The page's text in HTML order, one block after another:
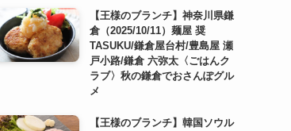
【王様のブランチ】神奈川県鎌
倉（2025/10/11）麺屋 奨
TASUKU/鎌倉屋台村/豊島屋 瀬
戸小路/鎌倉 六弥太〈ごはんク
ラブ〉秋の鎌倉でおさんぽグル
メ
【王様のブランチ】韓国ソウル